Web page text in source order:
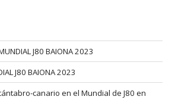
J80 BAIONA 2023
J80 BAIONA 2023
canario en el Mundial de J80 en